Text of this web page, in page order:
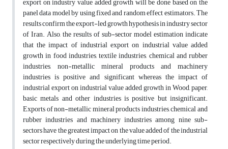
panel data model by using fixed and random effect estimators. The
results confirm the export-led growth hypothesis in industry sector
of Iran. Also, the results of sub-sector model estimation indicate
that the impact of industrial export on industrial value added
growth in food industries, textile industries, chemical and rubber
industries, non-metallic mineral products and machinery
industries is positive and significant whereas the impact of
industrial export on industrial value added growth in Wood, paper,
basic metals and other industries is positive but insignificant.
Exports of non-metallic mineral products industries, chemical and
rubber industries and machinery industries among nine sub-
sectors have the greatest impact on the value added of the industrial
sector respectively during the underlying time period.